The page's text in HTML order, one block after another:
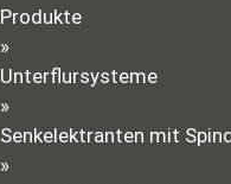
Produkte
»
Unterflursysteme
»
Senkelektranten mit
»